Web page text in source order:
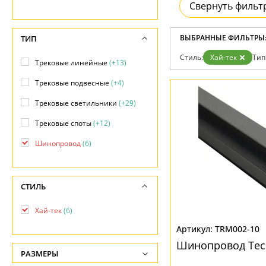
Возврат
Установка
Дизайнерам
Контакты
Прованс
Современный
Хай тек
Свернуть
ВЫБРАННЫЕ ФИЛЬТРЫ:
Стиль: Хай-тек
TRM002-10
Шинопровод
ТИП
Трековые линейные(+13)
Трековые подвесные(+4)
Трековые светильники (+29)
Трековые споты(+12)
Шинопровод(6)
СТИЛЬ
Хай-тек(6)
РАЗМЕРЫ